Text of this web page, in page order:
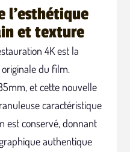
l'esthétique
et texture
4K est la
du film.
et cette nouvelle
caractéristique
est conservé, donnant
authentique